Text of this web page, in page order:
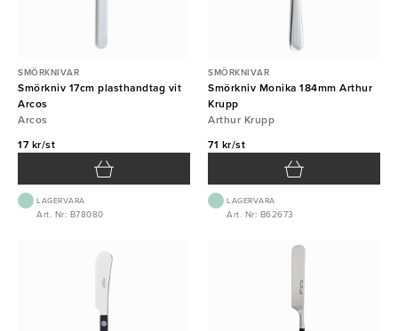
SMÖRKNIVAR
Smörkniv 17cm plasthandtag vit
Arcos
Arcos
17 kr/st
LAGERVARA
Art. Nr: B78080
SMÖRKNIVAR
Smörkniv Monika 184mm Arthur
Krupp
Arthur Krupp
71 kr/st
LAGERVARA
Art. Nr: B62673